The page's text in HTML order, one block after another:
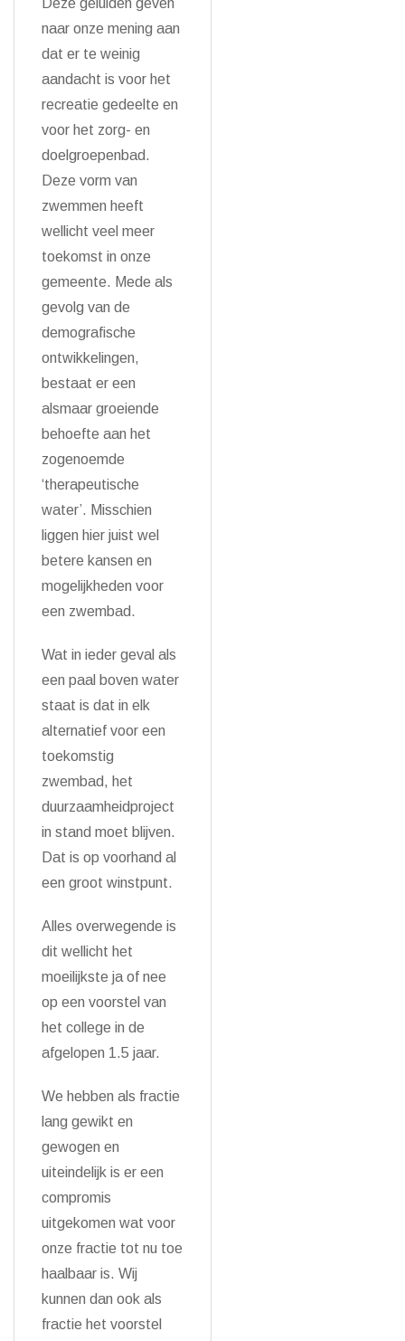
Deze geluiden geven
naar onze mening aan
dat er te weinig
aandacht is voor het
recreatie gedeelte en
voor het zorg- en
doelgroepenbad.
Deze vorm van
zwemmen heeft
wellicht veel meer
toekomst in onze
gemeente. Mede als
gevolg van de
demografische
ontwikkelingen,
bestaat er een
alsmaar groeiende
behoefte aan het
zogenoemde
‘therapeutische
water’. Misschien
liggen hier juist wel
betere kansen en
mogelijkheden voor
een zwembad.
Wat in ieder geval als
een paal boven water
staat is dat in elk
alternatief voor een
toekomstig
zwembad, het
duurzaamheidproject
in stand moet blijven.
Dat is op voorhand al
een groot winstpunt.
Alles overwegende is
dit wellicht het
moeilijkste ja of nee
op een voorstel van
het college in de
afgelopen 1.5 jaar.
We hebben als fractie
lang gewikt en
gewogen en
uiteindelijk is er een
compromis
uitgekomen wat voor
onze fractie tot nu toe
haalbaar is. Wij
kunnen dan ook als
fractie het voorstel